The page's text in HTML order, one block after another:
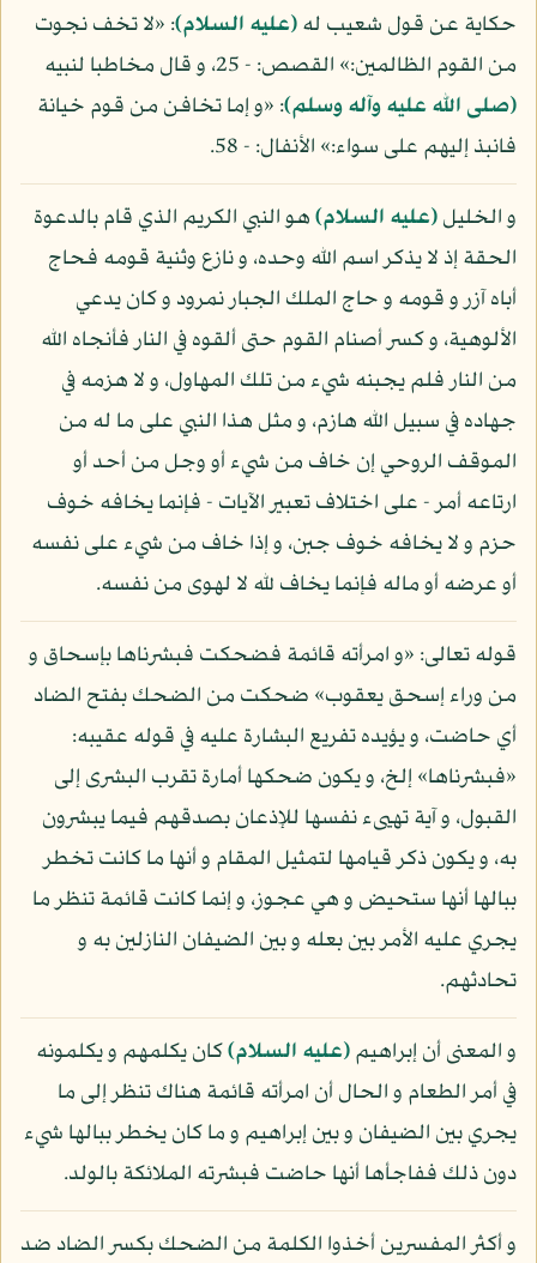
حكاية عن قول شعيب له(عليه السلام): «لا تخف نجوت
من القوم الظالمين:» القصص: - 25، و قال مخاطبا لنبيه
(صلى الله عليه وآله وسلم): «و إما تخافن من قوم خيانة
فانبذ إليهم على سواء:» الأنفال: - 58.
و الخليل(عليه السلام)هو النبي الكريم الذي قام بالدعوة
الحقة إذ لا يذكر اسم الله وحده، و نازع وثنية قومه فحاج
أباه آزر و قومه و حاج الملك الجبار نمرود و كان يدعي
الألوهية، و كسر أصنام القوم حتى ألقوه في النار فأنجاه الله
من النار فلم يجبنه شيء من تلك المهاول، و لا هزمه في
جهاده في سبيل الله هازم، و مثل هذا النبي على ما له من
الموقف الروحي إن خاف من شيء أو وجل من أحد أو
ارتاعه أمر - على اختلاف تعبير الآيات - فإنما يخافه خوف
حزم و لا يخافه خوف جبن، و إذا خاف من شيء على نفسه
أو عرضه أو ماله فإنما يخاف لله لا لهوى من نفسه.
قوله تعالى: «و امرأته قائمة فضحكت فبشرناها بإسحاق و
من وراء إسحق يعقوب» ضحكت من الضحك بفتح الضاد
أي حاضت، و يؤيده تفريع البشارة عليه في قوله عقيبه:
«فبشرناها» إلخ، و يكون ضحكها أمارة تقرب البشرى إلى
القبول، و آية تهيىء نفسها للإذعان بصدقهم فيما يبشرون
به، و يكون ذكر قيامها لتمثيل المقام و أنها ما كانت تخطر
ببالها أنها ستحيض و هي عجوز، و إنما كانت قائمة تنظر ما
يجري عليه الأمر بين بعله و بين الضيفان النازلين به و
تحادثهم.
و المعنى أن إبراهيم(عليه السلام)كان يكلمهم و يكلمونه
في أمر الطعام و الحال أن امرأته قائمة هناك تنظر إلى ما
يجري بين الضيفان و بين إبراهيم و ما كان يخطر ببالها شيء
دون ذلك ففاجأها أنها حاضت فبشرته الملائكة بالولد.
و أكثر المفسرين أخذوا الكلمة من الضحك بكسر الضاد ضد